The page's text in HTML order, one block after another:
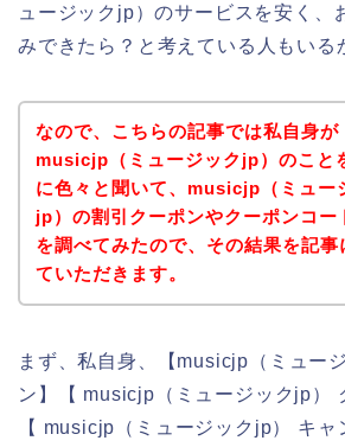
ュージックjp）のサービスを安く、
みできたら？と考えている人もいる
なので、こちらの記事では私自身が
musicjp（ミュージックjp）のこと
に色々と聞いて、musicjp（ミュー
jp）の割引クーポンやクーポンコー
を調べてみたので、その結果を記事
ていただきます。
まず、私自身、【musicjp（ミュー
ン】【 musicjp（ミュージックjp）
【 musicjp（ミュージックjp） キャ